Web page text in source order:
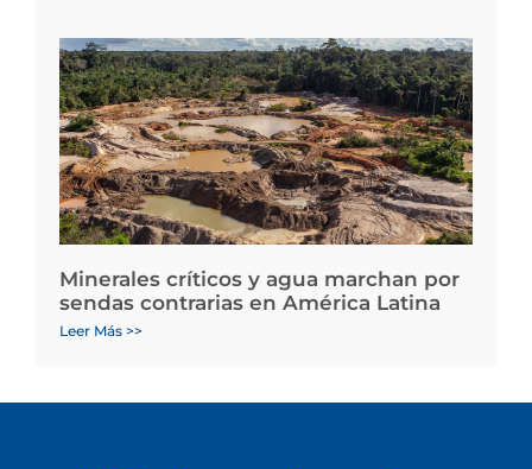
Minerales críticos y agua marchan por
sendas contrarias en América Latina
Leer Más >>